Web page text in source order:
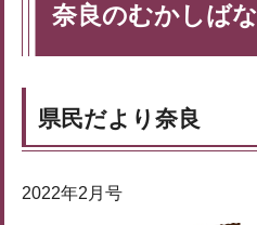
奈良のむかしば
県民だより奈良
2022年2月号